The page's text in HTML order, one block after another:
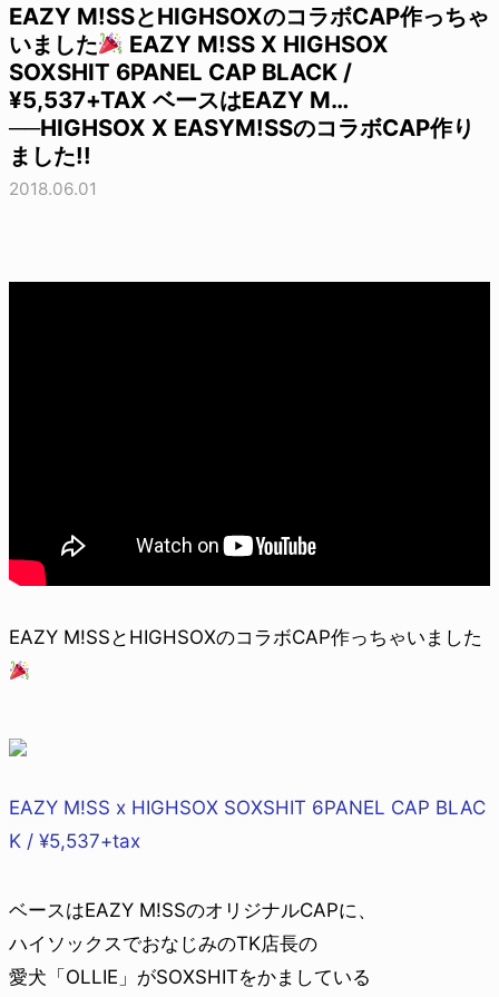
EAZY M!SSとHIGHSOXのコラボCAP作っちゃ
いました
EAZY M!SS X HIGHSOX
SOXSHIT 6PANEL CAP BLACK /
¥5,537+TAX ベースはEAZY M…
──HIGHSOX X EASYM!SSのコラボCAP作り
ました!!
2018.06.01
EAZY M!SSとHIGHSOXのコラボCAP作っちゃいました
EAZY M!SS x HIGHSOX SOXSHIT 6PANEL CAP BLAC
K / ¥5,537+tax
ベースはEAZY M!SSのオリジナルCAPに、
ハイソックスでおなじみのTK店長の
愛犬「OLLIE」がSOXSHITをかましている